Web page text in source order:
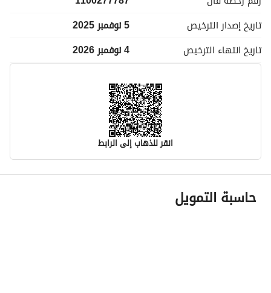
تاريخ إصدار الترخيص
5 نوفمبر 2025
تاريخ انتهاء الترخيص 4 نوفمبر 2026
انقر للذهاب إلى الرابط
معلومات مسؤول الإعلان
اسم المسؤول
حاسبة التمويل